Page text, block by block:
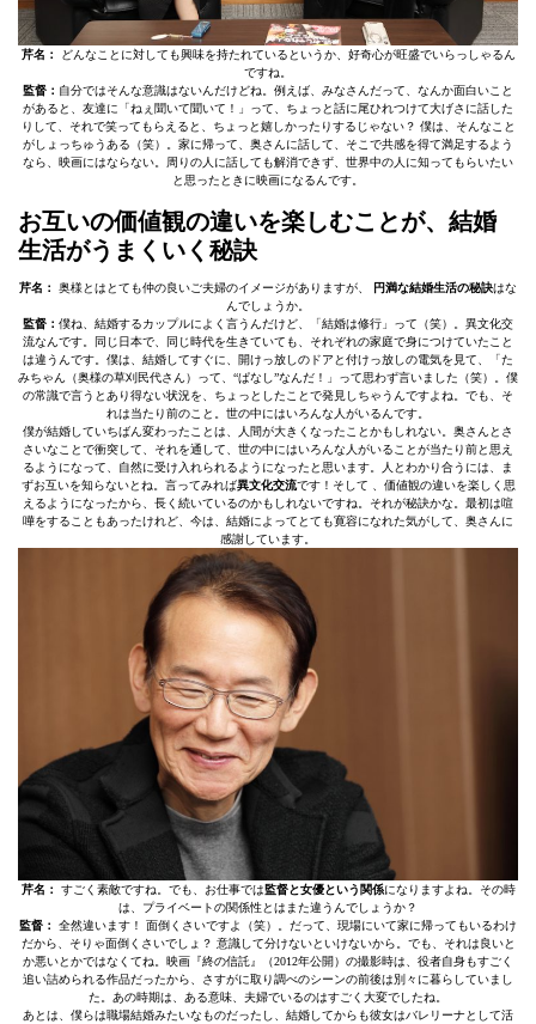
芹名：
どんなことに対しても興味を持たれているというか、好奇心が旺盛でいらっしゃるん
ですね。
監督： 自分ではそんな意識はないんだけどね。例えば、みなさんだって、なんか面白いこと
があると、友達に「ねぇ聞いて聞いて！」って、ちょっと話に尾ひれつけて大げさに話した
りして、それで笑ってもらえると、ちょっと嬉しかったりするじゃない？ 僕は、そんなこと
がしょっちゅうある（笑）。家に帰って、奥さんに話して、そこで共感を得て満足するよう
なら、映画にはならない。周りの人に話しても解消できず、世界中の人に知ってもらいたい
と思ったときに映画になるんです。
お互いの価値観の違いを楽しむことが、結婚
生活がうまくいく秘訣
芹名： 奥様とはとても仲の良いご夫婦のイメージがありますが、 円満な結婚生活の秘訣はな
んでしょうか。
監督： 僕ね、結婚するカップルによく言うんだけど、「結婚は修行」って（笑）。異文化交
流なんです。同じ日本で、同じ時代を生きていても、それぞれの家庭で身につけていたこと
は違うんです。僕は、結婚してすぐに、開けっ放しのドアと付けっ放しの電気を見て、「た
みちゃん（奥様の草刈民代さん）って、“ぱなし”なんだ！」って思わず言いました（笑）。僕
の常識で言うとあり得ない状況を、ちょっとしたことで発見しちゃうんですよね。でも、そ
れは当たり前のこと。世の中にはいろんな人がいるんです。
僕が結婚していちばん変わったことは、人間が大きくなったことかもしれない。奥さんとさ
さいなことで衝突して、それを通して、世の中にはいろんな人がいることが当たり前と思え
るようになって、自然に受け入れられるようになったと思います。人とわかり合うには、ま
ずお互いを知らないとね。言ってみれば異文化交流です！そして 、価値観の違いを楽しく思
えるようになったから、長く続いているのかもしれないですね。それが秘訣かな。最初は喧
嘩をすることもあったけれど、今は、結婚によってとても寛容になれた気がして、奥さんに
感謝しています。
芹名： すごく素敵ですね。でも、お仕事では監督と女優という関係になりますよね。その時
は、プライベートの関係性とはまた違うんでしょうか？
監督：
全然違います！ 面倒くさいですよ（笑）。だって、現場にいて家に帰ってもいるわけ
だから、そりゃ面倒くさいでしょ？ 意識して分けないといけないから。でも、それは良いと
か悪いとかではなくてね。映画『終の信託』（2012年公開）の撮影時は、役者自身もすごく
追い詰められる作品だったから、さすがに取り調べのシーンの前後は別々に暮らしていまし
た。あの時期は、ある意味、夫婦でいるのはすごく大変でしたね。
あとは、僕らは職場結婚みたいなものだったし、結婚してからも彼女はバレリーナとして活